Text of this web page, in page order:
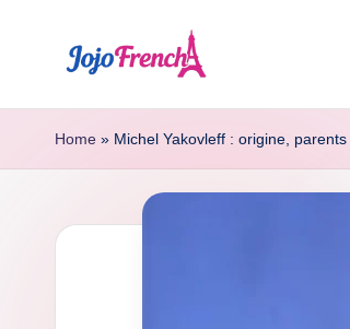
J
o
o
nouvelles
Home » Michel Yakovleff : origine,